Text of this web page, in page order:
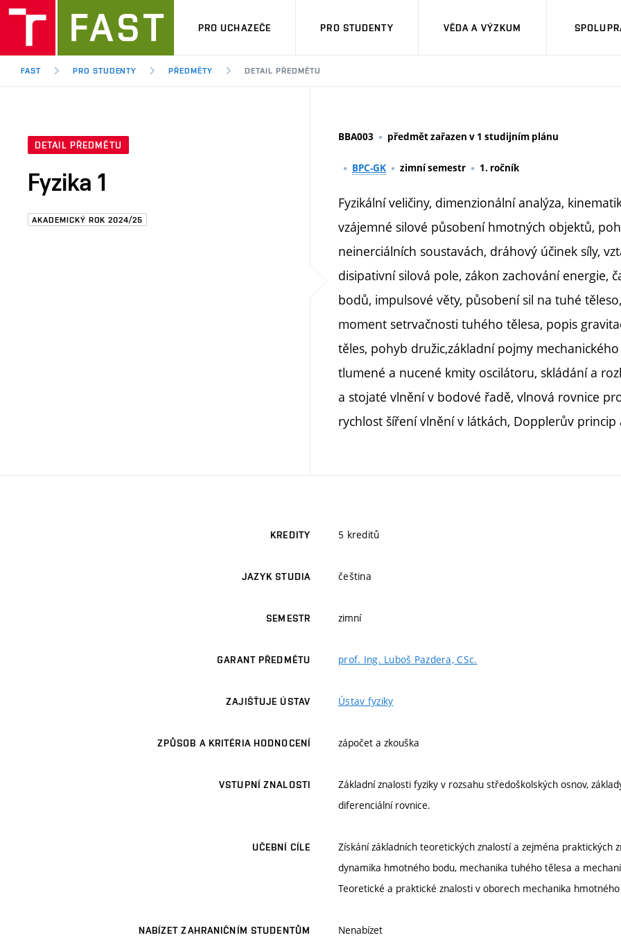
PRO UCHAZEČE PRO STUDENTY VĚDA A VÝZKUM
FAST PRO STUDENTY PŘEDMĚTY DETAIL PŘEDMĚTU
DETAIL PŘEDMĚTU
Fyzika 1
AKADEMICKÝ ROK 2024/25
BBA003 předmět zařazen v 1 studijním plánu
BPC-GK zimní semestr 1. ročník
Fyzikální veličiny, dimenzionální analýza,
vzájemné silové působení hmotných objektů,
neinerciálních soustavách, dráhový účinek síly,
disipativní silová pole, zákon zachování energie,
bodů, impulsové věty, působení sil na tuhé
moment setrvačnosti tuhého tělesa, popis
těles, pohyb družic,základní pojmy
tlumené a nucené kmity oscilátoru, skládání a
a stojaté vlnění v bodové řadě, vlnová rovnice
rychlost šíření vlnění v látkách, Dopplerův princip
KREDITY 5 kreditů
JAZYK STUDIA čeština
SEMESTR zimní
GARANT PŘEDMĚTU prof. Ing. Luboš Pazdera, CSc.
ZAJIŠŤUJE ÚSTAV Ústav fyziky
ZPŮSOB A KRITÉRIA HODNOCENÍ zápočet a zkouška
VSTUPNÍ ZNALOSTI
Základní znalosti fyziky v rozsahu středoškolských osnov,
diferenciální rovnice.
UČEBNÍ CÍLE
Získání základních teoretických znalostí a zejména
dynamika hmotného bodu, mechanika tuhého tělesa a
Teoretické a praktické znalosti v oborech mechanika
NABÍZET ZAHRANIČNÍM STUDENTŮM Nenabízet